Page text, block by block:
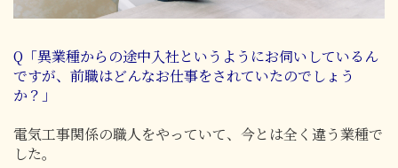
Q「異業種からの途中入社というようにお伺いしているん
ですが、前職はどんなお仕事をされていたのでしょう
か？」
電気工事関係の職人をやっていて、今とは全く違う業種で
した。